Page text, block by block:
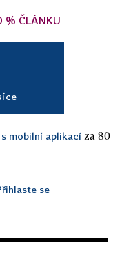
% ČLÁNKU
mobilní aplikací za 80
se